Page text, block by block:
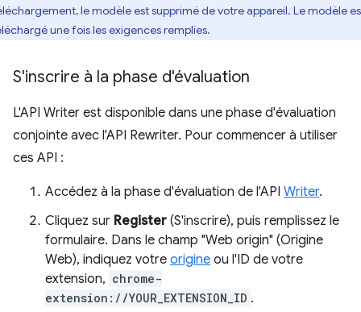
le modèle est supprimé de votre appareil. Le modèle
une fois les exigences remplies.
S'inscrire à la phase d'évaluation
L'API Writer est disponible dans une phase d'évaluation
conjointe avec l'API Rewriter. Pour commencer à utiliser
ces API :
Accédez à la phase d'évaluation de l'API Writer.
Cliquez sur Register (S'inscrire), puis remplissez le
formulaire. Dans le champ "Web origin" (Origine
Web), indiquez votre origine ou l'ID de votre
extension, chrome-
extension://YOUR_EXTENSION_ID .